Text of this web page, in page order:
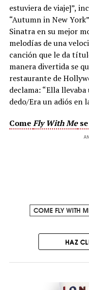
estuviera de viaje]”,
“Autumn in New
Sinatra en su mejor
melodías de una
canción que le da
manera divertida se
restaurante de
declama: “Ella
dedo/Era un adiós en
ComeFly With Mese
COME FLY WITH
HAZ